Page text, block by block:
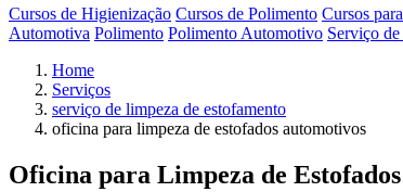
Cursos de Higienização Cursos de Polimento Cursos
Automotiva Polimento Polimento Automotivo Serviço
Home
Serviços
serviço de limpeza de estofamento
oficina para limpeza de estofados automotivos
Oficina para Limpeza de